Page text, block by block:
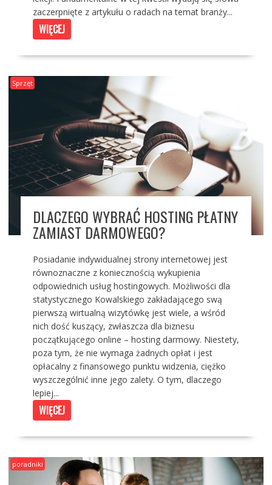
zaczerpnięte z artykułu o radach na temat branży...
WIĘCEJ
Sprzęt
DLACZEGO WYBRAĆ HOSTING PŁATNY
ZAMIAST DARMOWEGO?
Posiadanie indywidualnej strony internetowej jest
równoznaczne z koniecznością wykupienia
odpowiednich usług hostingowych. Możliwości dla
statystycznego Kowalskiego zakładającego swą
pierwszą wirtualną wizytówkę jest wiele, a wśród
nich dość kuszący, zwłaszcza dla biznesu
początkującego online – hosting darmowy. Niestety,
poza tym, że nie wymaga żadnych opłat i jest
opłacalny z finansowego punktu widzenia, ciężko
wyszczególnić inne jego zalety. O tym, dlaczego
lepiej...
WIĘCEJ
poradniki